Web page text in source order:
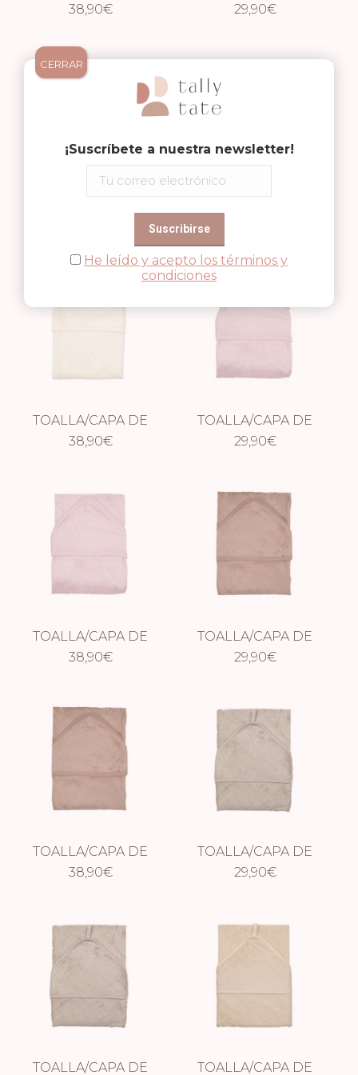
BAÑO XXL ALOE
38,90€
BAÑO JUNGLE
29,90€
BAÑO XXL JUNGLE
WHISPER RIVIERA
BLUE
TOALLA/CAPA DE
BAÑO XXL DAISY
38,90€
TOALLA/CAPA DE
BAÑO SILKY LILAC
29,90€
TOALLA/CAPA DE
BAÑO XXL SILKY
38,90€
TOALLA/CAPA DE
BAÑO SAVANNAH
29,90€
TOALLA/CAPA DE
BAÑO XXL
38,90€
TOALLA/CAPA DE
BAÑO FEATHER
29,90€
TOALLA/CAPA DE
TOALLA/CAPA DE
¡Suscríbete a nuestra newsletter!
He leído y acepto los términos y
condiciones
CERRAR